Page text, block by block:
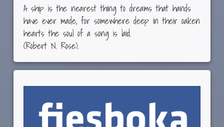
A ship is the nearest thing to dreams that hands
have ever made, for somewhere deep in their oaken
hearts the soul of a song is laid.
(Robert N. Rose).